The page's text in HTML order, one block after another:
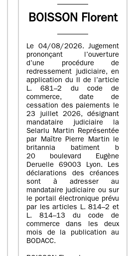
BOISSON Florent
Le 04/08/2026. Jugement
prononçant l’ouverture
d’une procédure de
redressement judiciaire, en
application du II de l’article
L. 681–2 du code de
commerce, date de
cessation des paiements le
23 juillet 2026, désignant
mandataire judiciaire la
Selarlu Martin Représentée
par Maître Pierre Martin le
britannia batiment b
20 boulevard Eugène
Deruelle 69003 Lyon. Les
déclarations des créances
sont à adresser au
mandataire judiciaire ou sur
le portail électronique prévu
par les articles L. 814–2 et
L. 814–13 du code de
commerce dans les deux
mois de la publication au
BODACC.